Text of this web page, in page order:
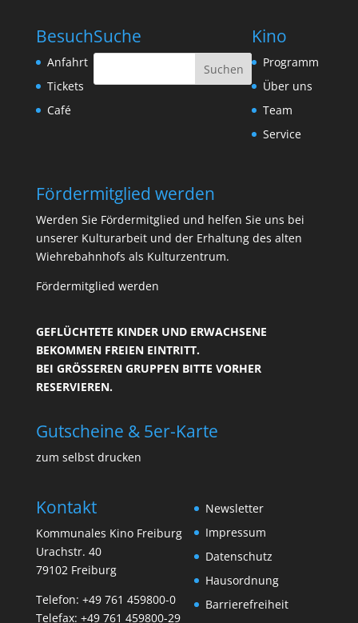
Besuch
Anfahrt
Tickets
Café
Suche Kino
Programm
Über uns
Team
Service
Fördermitglied werden
Werden Sie Fördermitglied und helfen Sie uns bei
unserer Kulturarbeit und der Erhaltung des alten
Wiehrebahnhofs als Kulturzentrum.
Fördermitglied werden
GEFLÜCHTETE KINDER UND ERWACHSENE
BEKOMMEN FREIEN EINTRITT.
BEI GRÖSSEREN GRUPPEN BITTE VORHER R
ESERVIEREN.
Gutscheine & 5er-Karte
zum selbst drucken
Kontakt
Kommunales Kino Freiburg
Urachstr. 40
79102 Freiburg
Telefon: +49 761 459800-0
Telefax: +49 761 459800-29
Newsletter
Impressum
Datenschutz
Hausordnung
Barrierefreiheit